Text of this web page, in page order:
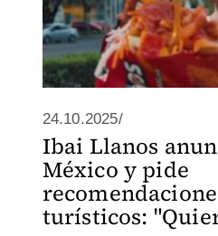
24.10.2025/
Ibai Llanos
México y pide
turísticos: